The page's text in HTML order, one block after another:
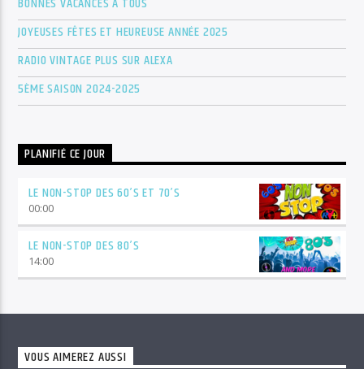
JOYEUSES FÊTES ET HEUREUSE ANNÉE 2025
RADIO VINTAGE PLUS SUR ALEXA
5ÈME SAISON 2024-2025
PLANIFIÉ CE JOUR
LE NON-STOP DES 60’S ET 70’S
00:00
LE NON-STOP DES 80’S
14:00
VOUS AIMEREZ AUSSI